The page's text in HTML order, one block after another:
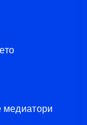
медиатори